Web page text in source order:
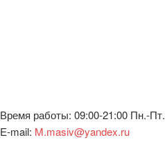
Время работы: 09:00-21:00 Пн.-Пт.
E-mail: M.masiv@yandex.ru